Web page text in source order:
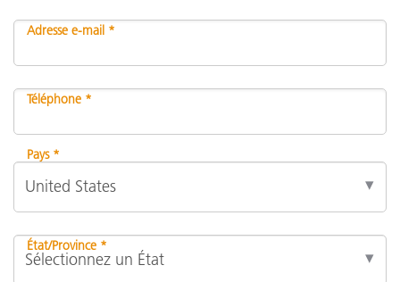
Adresse e-mail *
Téléphone *
Pays *
État/Province *